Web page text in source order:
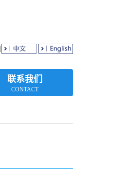
联系我们
CONTACT